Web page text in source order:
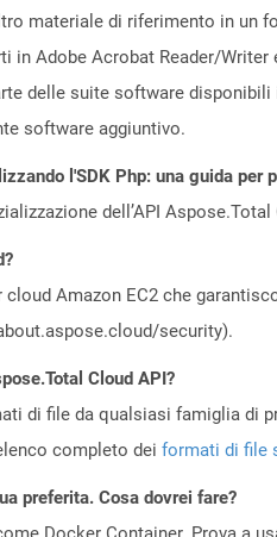
materiale di riferimento in un
in Adobe Acrobat Reader/
delle suite software
software aggiuntivo.
l'SDK Php: una guida per
dell’API
Amazon EC2 che
security).
Cloud API?
di file da qualsiasi famiglia di
completo dei formati di file
preferita. Cosa dovrei fare?